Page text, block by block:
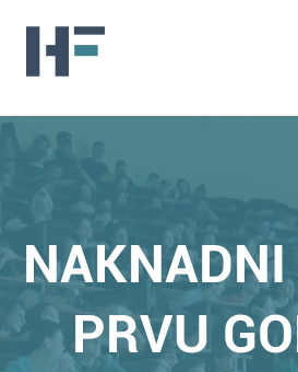
PRVU